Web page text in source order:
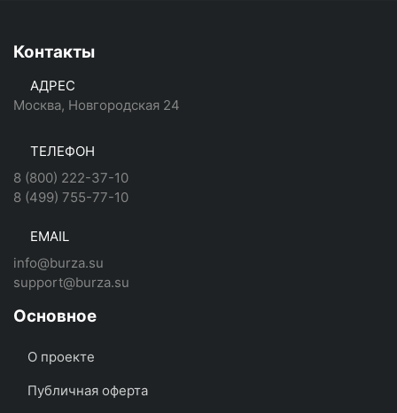
Контакты
АДРЕС
Москва, Новгородская 24
ТЕЛЕФОН
8 (800) 222-37-10
8 (499) 755-77-10
EMAIL
info@burza.su
support@burza.su
Основное
О проекте
Публичная оферта